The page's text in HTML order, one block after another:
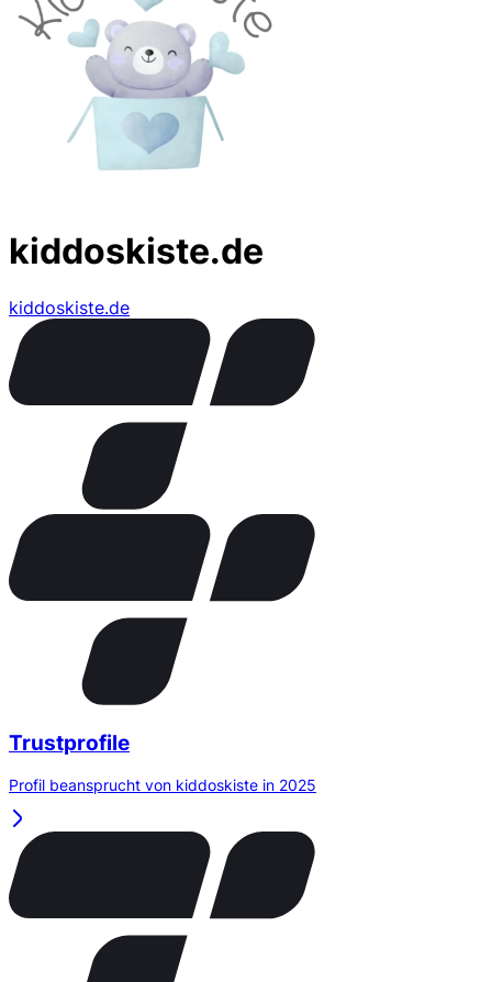
kiddoskiste.de
kiddoskiste.de
Trustprofile
Profil beansprucht von kiddoskiste in 2025